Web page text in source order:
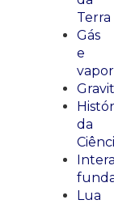
Terra
Gás
e
vapor
da
Lua